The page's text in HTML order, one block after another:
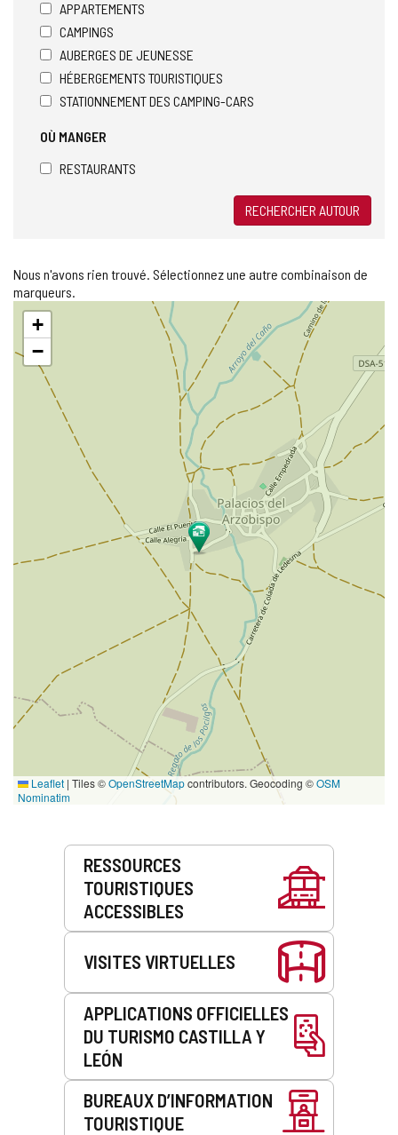
APPARTEMENTS
CAMPINGS
AUBERGES DE JEUNESSE
HÉBERGEMENTS TOURISTIQUES
STATIONNEMENT DES CAMPING-CARS
OÙ MANGER
RESTAURANTS
RECHERCHER AUTOUR
Nous n'avons rien trouvé. Sélectionnez une autre combinaison de
marqueurs.
Sauter
carte
+
−
Leaflet | Tiles ©OpenStreetMapcontributors. Geocoding ©OSM
Nominatim
Prestations
RESSOURCES
TOURISTIQUES
ACCESSIBLES
VISITES VIRTUELLES
APPLICATIONS OFFICIELLES
DU TURISMO CASTILLA Y
LEÓN
BUREAUX D’INFORMATION
TOURISTIQUE